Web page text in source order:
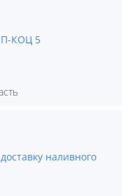
П-КОЦ 5
наливного